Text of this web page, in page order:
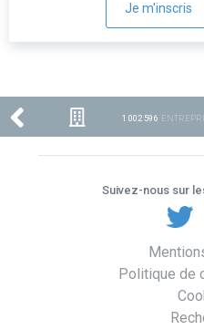
Je m'inscris
1 002 596
Suivez-nous sur
Politique de